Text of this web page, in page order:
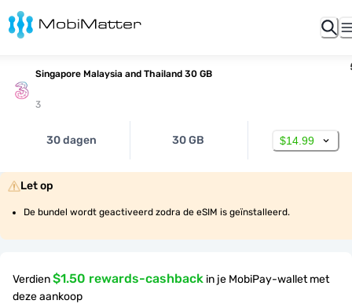
Singapore Malaysia and Thailand 30 GB
3
30 dagen 30 GB $14.99
Let op
De bundel wordt geactiveerd zodra de eSIM is geïnstalleerd.
Verdien$1.50 rewards-cashback in je MobiPay-wallet met
deze aankoop